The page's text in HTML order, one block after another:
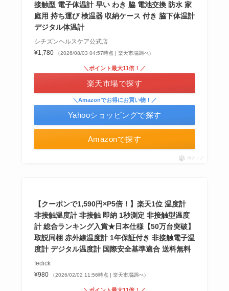
和紙はどこに売ってる？ダイソーやLoftで買える！
シャチハタはどこに売ってる？100均やロフトで買
える！
あずきバーこしあんはどこで売ってる？コンビニ
接触型 電子体温計 早い わき 脇 電池交換 防水 家
庭用 持ち運び 検温器 収納ケース 付き 脇下体温計
デジタル体温計
シチズンヘルスケア公式店
¥1,780
（2026/08/03 04:57時点 | 楽天市場調べ）
Amazonで探す
＼ポイント最大11倍！／
楽天市場で探す
＼Amazonでお得にお買い物！／
Yahooショッピングで探す
ポチップ
【クーポンで1,590円×P5倍！】楽天1位 温度計
非接触温度計 非接触 即納 1秒測定 非接触型温度
計 総合ランキング入賞★日本仕様【50万台突破】
取説同梱 赤外線温度計 1年保証付き 非接触電子温
度計 デジタル温度計 国際安全基準適合 送料無料
fedick
¥980
（2026/02/02 11:56時点 | 楽天市場調べ）